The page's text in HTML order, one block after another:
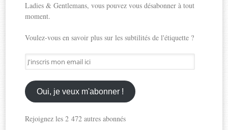
Ladies & Gentlemans, vous pouvez vous désabonner à tout
moment.
Voulez-vous en savoir plus sur les subtilités de l'étiquette ?
J'inscris
mon
email
ici
Oui, je veux m'abonner !
Rejoignez les 2 472 autres abonnés